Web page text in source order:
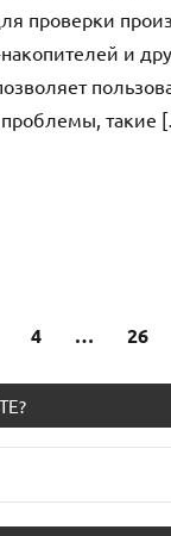
проверки
и
такие
4 … 26